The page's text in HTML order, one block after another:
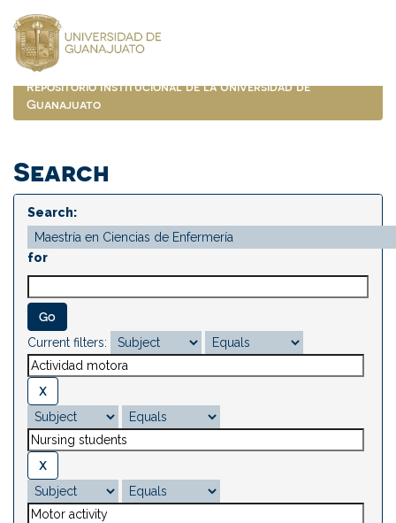
navigation
Repositorio Institucional de la Universidad de
Guanajuato
Search
Search:
for
Current filters: